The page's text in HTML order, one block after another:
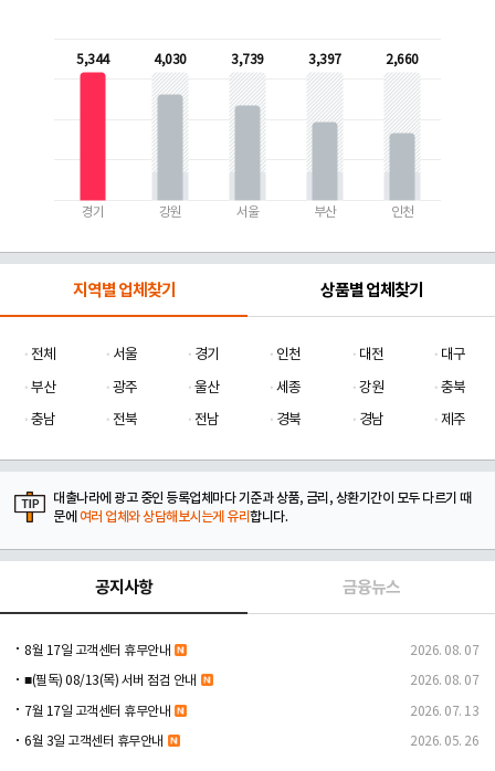
5,344
경기
4,030
강원
3,739
서울
3,397
부산
2,660
인천
지역별 업체찾기 상품별 업체찾기
전체 서울 경기 인천 대전
대구
부산
광주 울산 세종 강원
충북
충남
전북 전남 경북 경남 제주
대출나라에 광고 중인 등록업체마다 기준과 상품, 금리, 상환기간이 모두 다르기 때
문에 여러 업체와 상담해보시는게 유리합니다.
공지사항 금융뉴스
8월 17일 고객센터 휴무안내 2026. 08. 07
■(필독) 08/13(목) 서버 점검 안내 2026. 08. 07
7월 17일 고객센터 휴무안내 2026. 07. 13
6월 3일 고객센터 휴무안내 2026. 05. 26